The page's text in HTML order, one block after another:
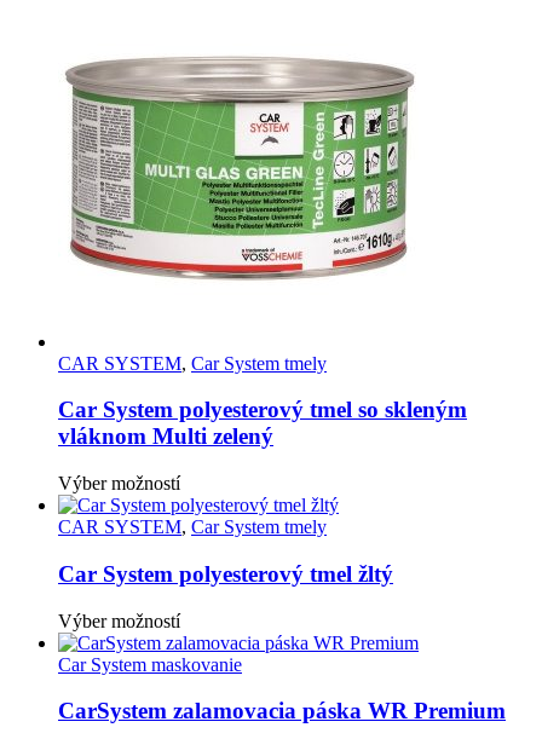
stránke
produktu.
variantov.
Možnosti
si
môžete
vybrať
na
stránke
produktu.
CAR SYSTEM, Car System tmely
Car System polyesterový tmel so skleným
vláknom Multi zelený
Výber možnostíTento
produkt
má
variantov.
Možnosti
si
môžete
vybrať
na
stránke
produktu.
CAR SYSTEM, Car System tmely
Car System polyesterový tmel žltý
Výber možnostíTento
produkt
má
variantov.
Car System maskovanie
CarSystem zalamovacia páska WR Premium